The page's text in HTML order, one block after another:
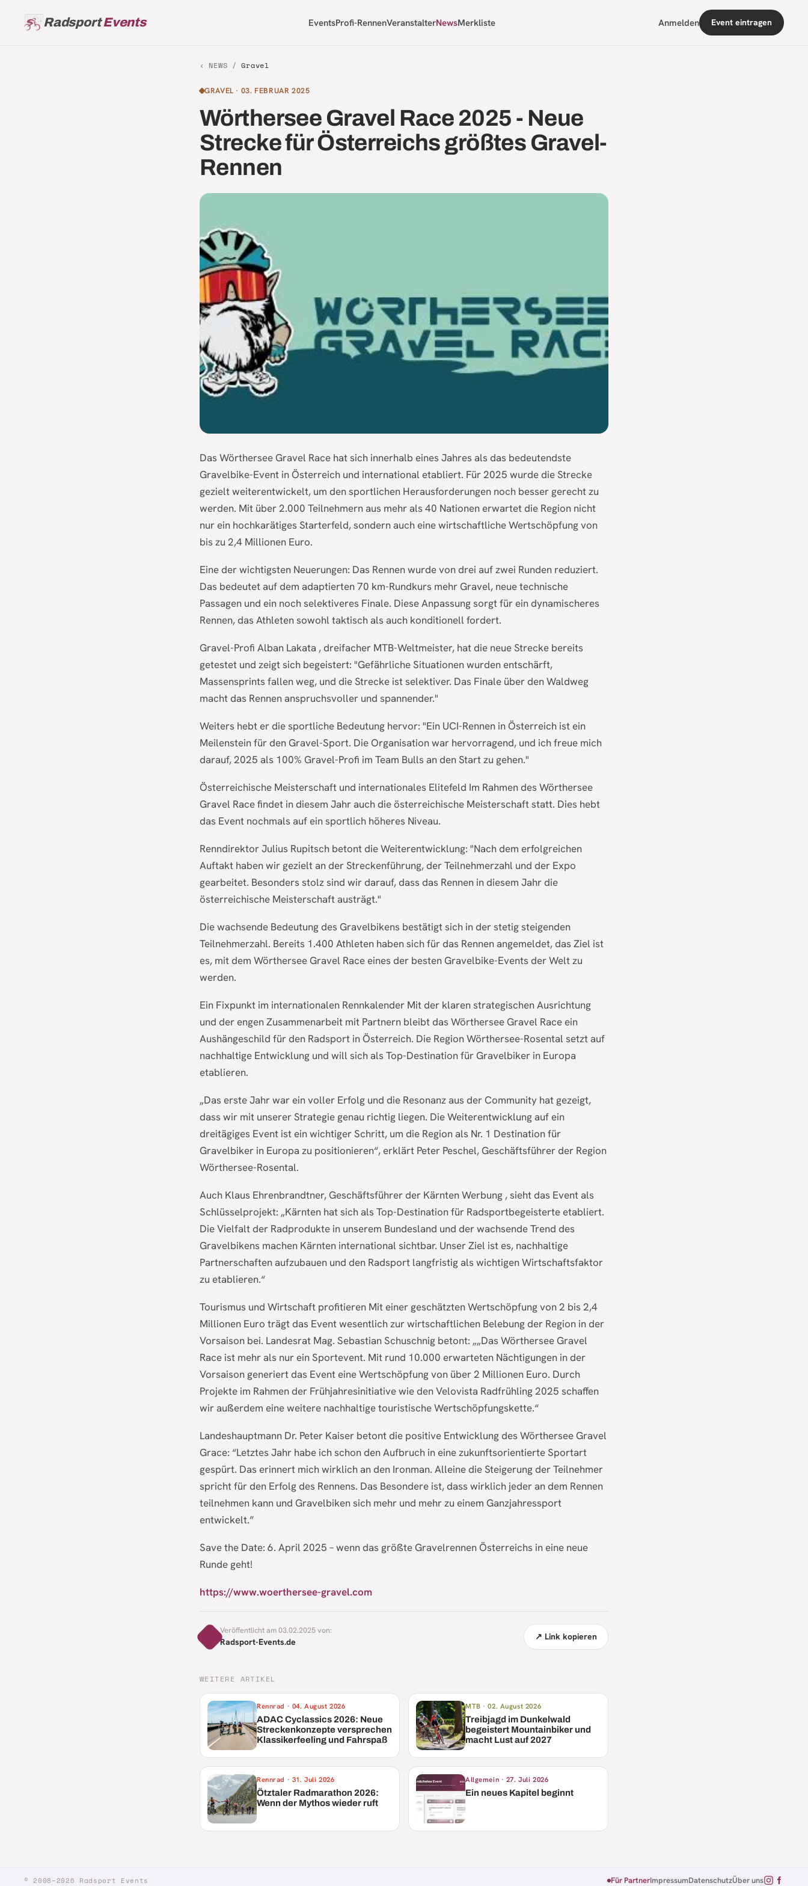
RadsportEvents EventsProfi-RennenVeranstalterNewsMerkliste Anmelden Event eintragen
‹ NEWS /Gravel
GRAVEL · 03. FEBRUAR 2025
Wörthersee Gravel Race 2025 - Neue
Strecke für Österreichs größtes Gravel-
Rennen
Das Wörthersee Gravel Race hat sich innerhalb eines Jahres als das bedeutendste
Gravelbike-Event in Österreich und international etabliert. Für 2025 wurde die Strecke
gezielt weiterentwickelt, um den sportlichen Herausforderungen noch besser gerecht zu
werden. Mit über 2.000 Teilnehmern aus mehr als 40 Nationen erwartet die Region nicht
nur ein hochkarätiges Starterfeld, sondern auch eine wirtschaftliche Wertschöpfung von
bis zu 2,4 Millionen Euro.
Eine der wichtigsten Neuerungen: Das Rennen wurde von drei auf zwei Runden reduziert.
Das bedeutet auf dem adaptierten 70 km-Rundkurs mehr Gravel, neue technische
Passagen und ein noch selektiveres Finale. Diese Anpassung sorgt für ein dynamischeres
Rennen, das Athleten sowohl taktisch als auch konditionell fordert.
Gravel-Profi Alban Lakata , dreifacher MTB-Weltmeister, hat die neue Strecke bereits
getestet und zeigt sich begeistert: "Gefährliche Situationen wurden entschärft,
Massensprints fallen weg, und die Strecke ist selektiver. Das Finale über den Waldweg
macht das Rennen anspruchsvoller und spannender."
Weiters hebt er die sportliche Bedeutung hervor: "Ein UCI-Rennen in Österreich ist ein
Meilenstein für den Gravel-Sport. Die Organisation war hervorragend, und ich freue mich
darauf, 2025 als 100% Gravel-Profi im Team Bulls an den Start zu gehen."
Österreichische Meisterschaft und internationales Elitefeld Im Rahmen des Wörthersee
Gravel Race findet in diesem Jahr auch die österreichische Meisterschaft statt. Dies hebt
das Event nochmals auf ein sportlich höheres Niveau.
Renndirektor Julius Rupitsch betont die Weiterentwicklung: "Nach dem erfolgreichen
Auftakt haben wir gezielt an der Streckenführung, der Teilnehmerzahl und der Expo
gearbeitet. Besonders stolz sind wir darauf, dass das Rennen in diesem Jahr die
österreichische Meisterschaft austrägt."
Die wachsende Bedeutung des Gravelbikens bestätigt sich in der stetig steigenden
Teilnehmerzahl. Bereits 1.400 Athleten haben sich für das Rennen angemeldet, das Ziel ist
es, mit dem Wörthersee Gravel Race eines der besten Gravelbike-Events der Welt zu
werden.
Ein Fixpunkt im internationalen Rennkalender Mit der klaren strategischen Ausrichtung
und der engen Zusammenarbeit mit Partnern bleibt das Wörthersee Gravel Race ein
Aushängeschild für den Radsport in Österreich. Die Region Wörthersee-Rosental setzt auf
nachhaltige Entwicklung und will sich als Top-Destination für Gravelbiker in Europa
etablieren.
„Das erste Jahr war ein voller Erfolg und die Resonanz aus der Community hat gezeigt,
dass wir mit unserer Strategie genau richtig liegen. Die Weiterentwicklung auf ein
dreitägiges Event ist ein wichtiger Schritt, um die Region als Nr. 1 Destination für
Gravelbiker in Europa zu positionieren“, erklärt Peter Peschel, Geschäftsführer der Region
Wörthersee-Rosental.
Auch Klaus Ehrenbrandtner, Geschäftsführer der Kärnten Werbung , sieht das Event als
Schlüsselprojekt: „Kärnten hat sich als Top-Destination für Radsportbegeisterte etabliert.
Die Vielfalt der Radprodukte in unserem Bundesland und der wachsende Trend des
Gravelbikens machen Kärnten international sichtbar. Unser Ziel ist es, nachhaltige
Partnerschaften aufzubauen und den Radsport langfristig als wichtigen Wirtschaftsfaktor
zu etablieren.“
Tourismus und Wirtschaft profitieren Mit einer geschätzten Wertschöpfung von 2 bis 2,4
Millionen Euro trägt das Event wesentlich zur wirtschaftlichen Belebung der Region in der
Vorsaison bei. Landesrat Mag. Sebastian Schuschnig betont: „„Das Wörthersee Gravel
Race ist mehr als nur ein Sportevent. Mit rund 10.000 erwarteten Nächtigungen in der
Vorsaison generiert das Event eine Wertschöpfung von über 2 Millionen Euro. Durch
Projekte im Rahmen der Frühjahresinitiative wie den Velovista Radfrühling 2025 schaffen
wir außerdem eine weitere nachhaltige touristische Wertschöpfungskette.“
Landeshauptmann Dr. Peter Kaiser betont die positive Entwicklung des Wörthersee Gravel
Grace: “Letztes Jahr habe ich schon den Aufbruch in eine zukunftsorientierte Sportart
gespürt. Das erinnert mich wirklich an den Ironman. Alleine die Steigerung der Teilnehmer
spricht für den Erfolg des Rennens. Das Besondere ist, dass wirklich jeder an dem Rennen
teilnehmen kann und Gravelbiken sich mehr und mehr zu einem Ganzjahressport
entwickelt.”
Save the Date: 6. April 2025 – wenn das größte Gravelrennen Österreichs in eine neue
Runde geht!
https://www.woerthersee-gravel.com
Veröffentlicht am 03.02.2025 von:
Radsport-Events.de ↗ Link kopieren
WEITERE ARTIKEL
Rennrad · 04. August 2026
ADAC Cyclassics 2026: Neue
Streckenkonzepte versprechen
Klassikerfeeling und Fahrspaß
MTB ·02. August 2026
Treibjagd im Dunkelwald
begeistert Mountainbiker und
macht Lust auf 2027
Rennrad · 31. Juli 2026
Ötztaler Radmarathon 2026:
Wenn der Mythos wieder ruft
Allgemein · 27. Juli 2026
Ein neues Kapitel beginnt
© 2008–2026 Radsport Events Für PartnerImpressumDatenschutzÜber uns